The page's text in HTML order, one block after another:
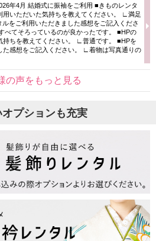
年4月 結婚式に振袖をご利用 ■きものレンタ
用いただいた気持ちを教えてください。 ∟満足
をご利用いただきました感想をご記入くださ
べてそろっているのが良かったです。 ■HPの
持ちを教えてください。 ∟普通です。 ■HPを
た感想をご記入ください。 ∟着物は写真通りの
の声をもっと見る
オプションも充実